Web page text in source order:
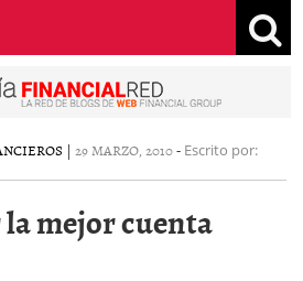
| 29 MARZO, 2010- Escrito por:
mejor cuenta